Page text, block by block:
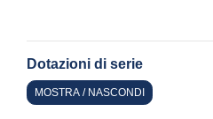
Dotazioni di serie
MOSTRA / NASCONDI